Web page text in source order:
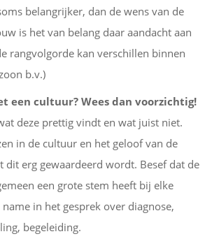
belangrijker, dan de wens van de
is het van belang daar aandacht aan
rangvolgorde kan verschillen binnen
b.v.)
een cultuur? Wees dan voorzichtig!
deze prettig vindt en wat juist niet.
in de cultuur en het geloof van de
dit erg gewaardeerd wordt. Besef dat de
een grote stem heeft bij elke
in het gesprek over diagnose,
begeleiding.